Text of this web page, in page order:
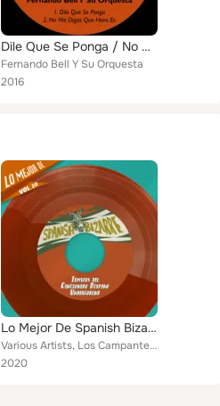
Dile Que Se Ponga / No Me Digas Que Hora Es
Fernando Bell Y Su Orquesta
2016
Lo Mejor De Spanish Bizarre, Vol. 10 - Temazos del Cancionero Hispano Undergorund
Various Artists, Los Campantes, Cuarteto Soroak, Trío Anaga, Carlitos Romano, Desy Lopez, José Luis Navarro Y Su Orquesta, Los L...
2020